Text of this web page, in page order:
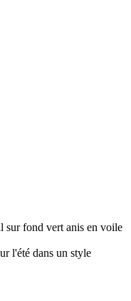
sur fond vert anis en voile
l'été dans un style